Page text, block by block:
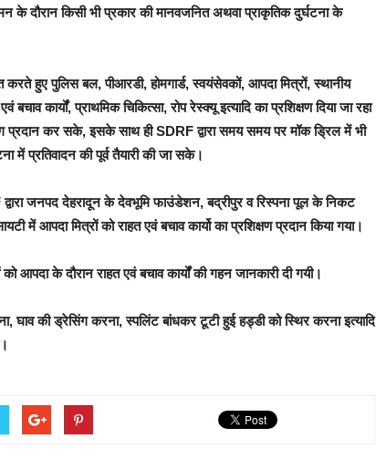
के दौरान किसी भी प्रकार की मानवजनित अथवा प्राकृतिक दुर्घटना के
करते हुए पुलिस बल, पीआरडी, होमगार्ड, स्वयंसेवकों, आपदा मित्रों, स्थानीय
कार्यों, प्राथमिक चिकित्सा, रोप रेस्क्यू इत्यादि का प्रशिक्षण दिया जा रहा
प्रदान कर सके, इसके साथ ही SDRF द्वारा समय समय पर मॉक ड्रिल में भी
में प्रतिवादन की पूर्व तैयारी की जा सके।
जनपद देहरादून के देवभूमि फाउंडेशन, बद्रीपुर व रिस्पना पूल के निकट
में आपदा मित्रों को राहत एवं बचाव कार्यो का प्रशिक्षण प्रदान किया गया।
आपदा के दौरान राहत एवं बचाव कार्यों की गहन जानकारी दी गयी।
घाव की ड्रेसिंग करना, स्पलिंट बांधकर टूटी हुई हड्डी को स्थिर करना इत्यादि